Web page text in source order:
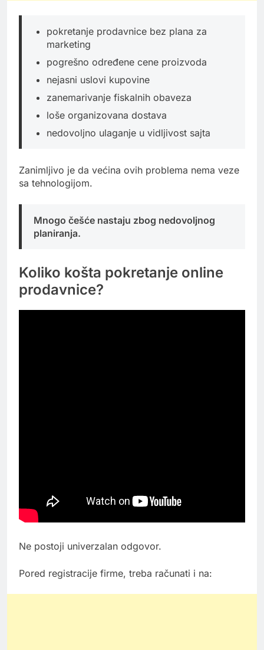
pokretanje prodavnice bez plana za
marketing
pogrešno određene cene proizvoda
nejasni uslovi kupovine
zanemarivanje fiskalnih obaveza
loše organizovana dostava
nedovoljno ulaganje u vidljivost sajta
Zanimljivo je da većina ovih problema nema veze
sa tehnologijom.
Mnogo češće nastaju zbog nedovoljnog
planiranja.
Koliko košta pokretanje online
prodavnice?
Ne postoji univerzalan odgovor.
Pored registracije firme, treba računati i na: